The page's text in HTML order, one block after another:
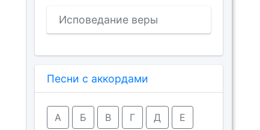
Исповедание веры
Песни с аккордами
А Б В Г Д Е